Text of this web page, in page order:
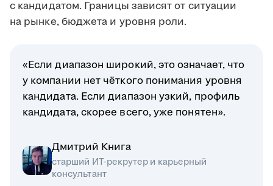
с кандидатом. Границы зависят от ситуации
на рынке, бюджета и уровня роли.
«Если диапазон широкий, это означает, что
у компании нет чёткого понимания уровня
кандидата. Если диапазон узкий, профиль
кандидата, скорее всего, уже понятен».
Дмитрий Книга
старший ИТ-рекрутер и карьерный
консультант